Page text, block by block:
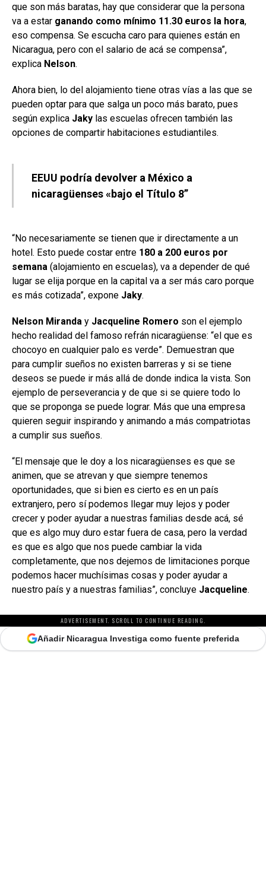
que son más baratas, hay que considerar que la persona
va a estar ganando como mínimo 11.30 euros la hora,
eso compensa. Se escucha caro para quienes están en
Nicaragua, pero con el salario de acá se compensa”,
explica Nelson.
Ahora bien, lo del alojamiento tiene otras vías a las que se
pueden optar para que salga un poco más barato, pues
según explica Jaky las escuelas ofrecen también las
opciones de compartir habitaciones estudiantiles.
EEUU podría devolver a México a
nicaragüenses «bajo el Título 8”
“No necesariamente se tienen que ir directamente a un
hotel. Esto puede costar entre 180 a 200 euros por
semana (alojamiento en escuelas), va a depender de qué
lugar se elija porque en la capital va a ser más caro porque
es más cotizada”, expone Jaky.
Nelson Miranda y Jacqueline Romero son el ejemplo
hecho realidad del famoso refrán nicaragüense: “el que es
chocoyo en cualquier palo es verde”. Demuestran que
para cumplir sueños no existen barreras y si se tiene
deseos se puede ir más allá de donde indica la vista. Son
ejemplo de perseverancia y de que si se quiere todo lo
que se proponga se puede lograr. Más que una empresa
quieren seguir inspirando y animando a más compatriotas
a cumplir sus sueños.
“El mensaje que le doy a los nicaragüenses es que se
animen, que se atrevan y que siempre tenemos
oportunidades, que si bien es cierto es en un país
extranjero, pero sí podemos llegar muy lejos y poder
crecer y poder ayudar a nuestras familias desde acá, sé
que es algo muy duro estar fuera de casa, pero la verdad
es que es algo que nos puede cambiar la vida
completamente, que nos dejemos de limitaciones porque
podemos hacer muchísimas cosas y poder ayudar a
nuestro país y a nuestras familias”, concluye Jacqueline.
ADVERTISEMENT. SCROLL TO CONTINUE READING.
Añadir Nicaragua Investiga como fuente preferida